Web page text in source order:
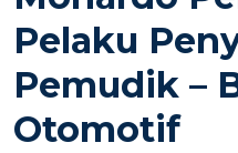
D
O
N
Pelaku
Pemudik –
Otomotif